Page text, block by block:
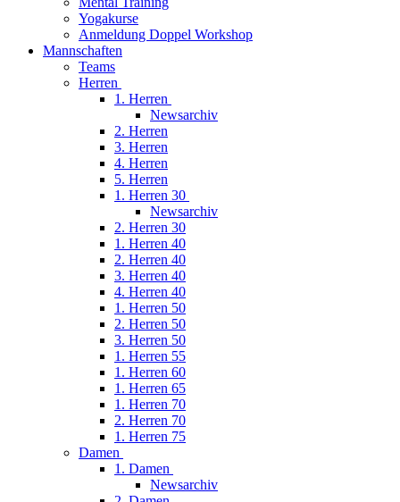
Yogakurse
Anmeldung Doppel Workshop
Mannschaften
Teams
Herren
1. Herren
Newsarchiv
2. Herren
3. Herren
4. Herren
5. Herren
1. Herren 30
Newsarchiv
2. Herren 30
1. Herren 40
2. Herren 40
3. Herren 40
4. Herren 40
1. Herren 50
2. Herren 50
3. Herren 50
1. Herren 55
1. Herren 60
1. Herren 65
1. Herren 70
2. Herren 70
1. Herren 75
Damen
1. Damen
Newsarchiv